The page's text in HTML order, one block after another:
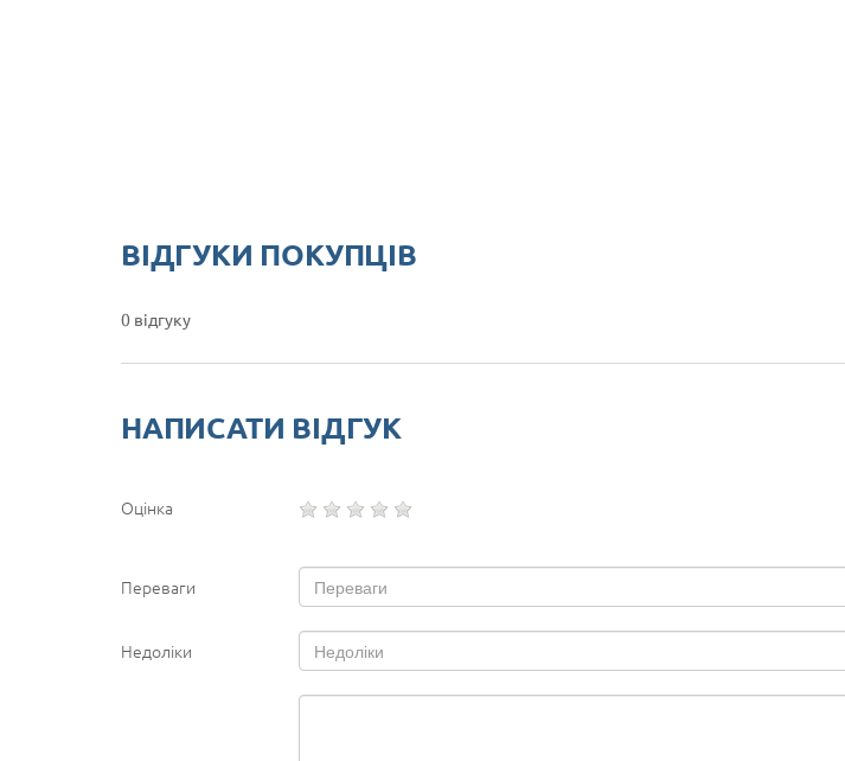
ВІДГУКИ ПОКУПЦІВ
0 відгуку
НАПИСАТИ ВІДГУК
Оцінка
Переваги
Недоліки